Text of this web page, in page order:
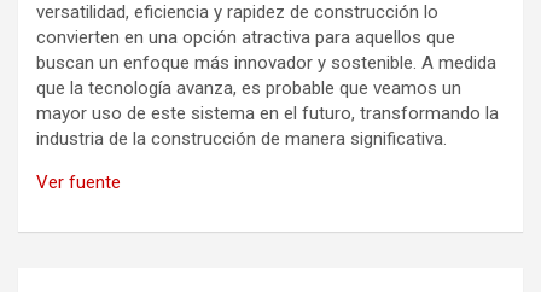
versatilidad, eficiencia y rapidez de construcción lo
convierten en una opción atractiva para aquellos que
buscan un enfoque más innovador y sostenible. A medida
que la tecnología avanza, es probable que veamos un
mayor uso de este sistema en el futuro, transformando la
industria de la construcción de manera significativa.
Ver fuente